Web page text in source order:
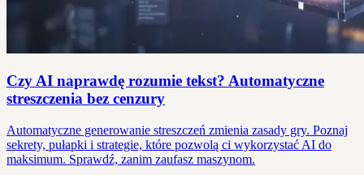
Czy AI naprawdę rozumie tekst? Automatyczne
streszczenia bez cenzury
Automatyczne generowanie streszczeń zmienia zasady gry. Poznaj
sekrety, pułapki i strategie, które pozwolą ci wykorzystać AI do
maksimum. Sprawdź, zanim zaufasz maszynom.